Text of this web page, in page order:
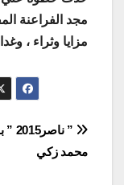
مجد الفراعنة
مزايا وثراء ،
تصفّح
المقالات
”
محمد زكي